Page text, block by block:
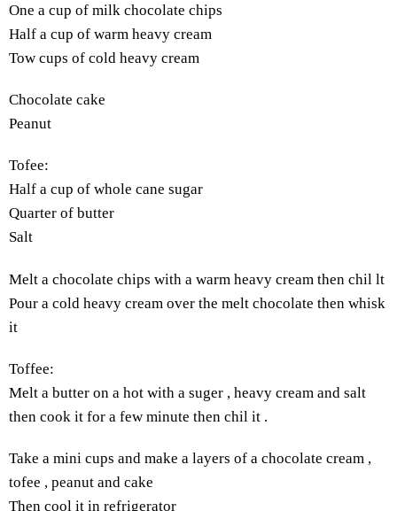
One a cup of milk chocolate chips
Half a cup of warm heavy cream
Tow cups of cold heavy cream
Chocolate cake
Peanut
Tofee:
Half a cup of whole cane sugar
Quarter of butter
Salt
Melt a chocolate chips with a warm heavy cream then chil lt
Pour a cold heavy cream over the melt chocolate then whisk
it
Toffee:
Melt a butter on a hot with a suger , heavy cream and salt
then cook it for a few minute then chil it .
Take a mini cups and make a layers of a chocolate cream ,
tofee , peanut and cake
Then cool it in refrigerator